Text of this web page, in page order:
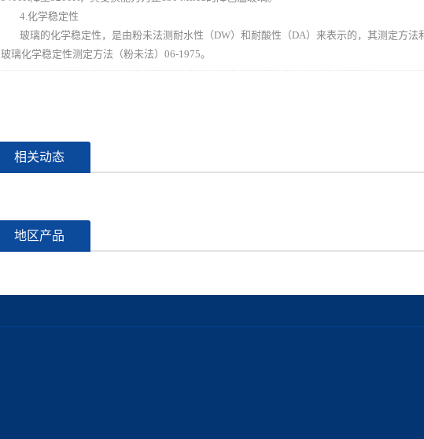
4.化学稳定性
玻璃的化学稳定性，是由粉未法测耐水性（DW）和耐酸性（DA）来表示的，其测定方法
玻璃化学稳定性测定方法（粉未法）06-1975。
相关动态
地区产品